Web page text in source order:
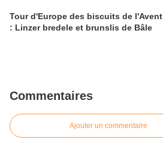
Tour d'Europe des biscuits de l'Avent
: Linzer bredele et brunslis de Bâle
Commentaires
Ajouter un commentaire